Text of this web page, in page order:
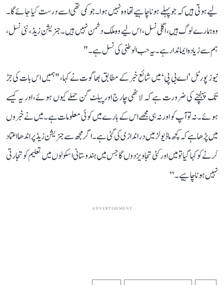
لیے ہوتی ہیں کہ جو پہلے ہونا چاہیے تھا وہ نہیں ہوا۔ جو کمی تھی اسے درست کیا جائے گا۔
وہ ہمارے لوگ ہیں، اگلی نسل، اس لیے وہ ملک دشمن نہیں ہیں۔ جنریشن زیڈ ، نئی نسل،
ہم سے زیادہ ایماندار ہے۔ یہ حب الوطنی کی نسل ہے۔"
نیوز پورٹل ’اے بی پی‘ میں شائع خبر کے مطابق بھاگوت نے کہا، "ہمیں اس بات کی جڑ
تک پہنچنے کی ضرورت ہے کہ لاٹھی چارج اور پیلٹ گن حملے کیوں ہوئے، اور یہ کیسے
ہوئے۔ نہ تو آپ کو اور نہ ہی مجھے اس کے بارے میں کوئی معلومات ہے۔ میں نے خبروں
میں پڑھا ہے کہ کچھ ماڈیولز میں دراندازی کی گئی ہے۔ اگر مجھ سے جنریشن زیڈ پر اندھا اعتماد
کرنے کو کہا گیا تو میں اور کئی تجاویز دوں گا جس میں ہندوستانی اسکولوں میں تعلیم کو تجارتی
نہیں ہونا چاہیے۔‘‘
ADVERTISEMENT